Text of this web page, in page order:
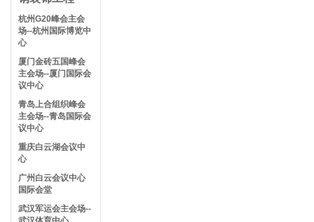
杭州G20峰会主会
场--杭州国际博览中
心
厦门金砖五国峰会
主会场--厦门国际会
议中心
青岛上合组织峰会
主会场--青岛国际会
议中心
重庆白云湖会议中
心
广州白云会议中心
国际会堂
武汉军运会主会场--